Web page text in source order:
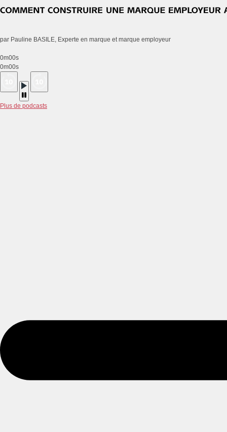
par Pauline BASILE, Experte en marque et marque employeur
0m00s
0m00s
Plus de podcasts